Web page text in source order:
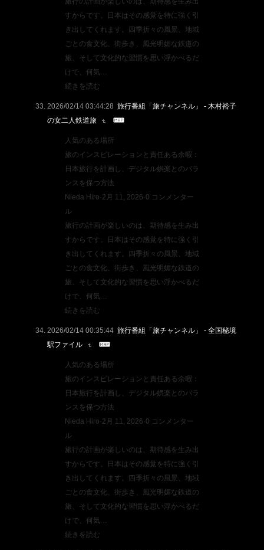
すからです。日本はその感覚を特に強く引
き出してくれます。四季折々の風景、地域
ごとの食文化、街歩き、風光明媚な鉄道の
旅、そして文化的な習慣を思い浮かべるだ
けで、何気…
続きを読む
2026/02/14 03:44:28 旅行番組「旅チャンネル」 - 木村裕子
の女二人鉄道旅
人気のある場所
旅のインスピレーションと責任ある余暇：
日本旅行を計画し、デジタル娯楽とのバラ
ンスを保つ方法
Nieda Hiro·2月 11, 2026·0 コンメンター
ル
旅行の計画が楽しいのは、期待感を生み出
すからです。日本はその感覚を特に強く引
き出してくれます。四季折々の風景、地域
ごとの食文化、街歩き、風光明媚な鉄道の
旅、そして文化的な習慣を思い浮かべるだ
けで、何気…
続きを読む
2026/02/14 00:35:44 旅行番組「旅チャンネル」 - 全国秘境
駅ファイル
人気のある場所
旅のインスピレーションと責任ある余暇：
日本旅行を計画し、デジタル娯楽とのバラ
ンスを保つ方法
Nieda Hiro·2月 11, 2026·0 コンメンター
ル
旅行の計画が楽しいのは、期待感を生み出
すからです。日本はその感覚を特に強く引
き出してくれます。四季折々の風景、地域
ごとの食文化、街歩き、風光明媚な鉄道の
旅、そして文化的な習慣を思い浮かべるだ
けで、何気…
続きを読む